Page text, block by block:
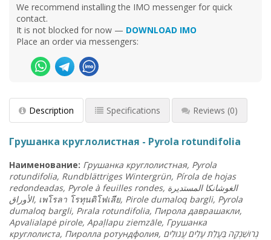
We recommend installing the IMO messenger for quick
contact.
It is not blocked for now — DOWNLOAD IMO
Place an order via messengers:
Description Specifications Reviews (0)
Грушанка круглолистная - Pyrola rotundifolia
Наименование: Грушанка круглолистная, Pyrola
rotundifolia, Rundblättriges Wintergrün, Pírola de hojas
redondeadas, Pyrole à feuilles rondes,
الغوشانكا المستديرة
الأوراق, เพโรลา โรทุนดิโฟเลีย, Pirole dumaloq bargli, Pyrola
dumaloq bargli, Pırala rotundifolia, Пирола даврашакли,
Apvalialapė pirole, Apaļlapu ziemzāle, Грушанка
круглолиста, Пиролла ротундфолия,
גְרוּשַׁנְקָה בַּעֲלַת עָלִים עֲגוּלִים